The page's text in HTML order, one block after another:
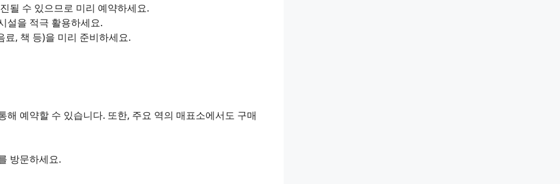
될 수 있으므로 미리 예약하세요.
설을 적극 활용하세요.
료, 책 등)을 미리 준비하세요.
예약할 수 있습니다. 또한, 주요 역의 매표소에서도 구매
방문하세요.